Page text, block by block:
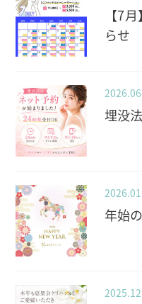
【7
らせ
埋没
年始